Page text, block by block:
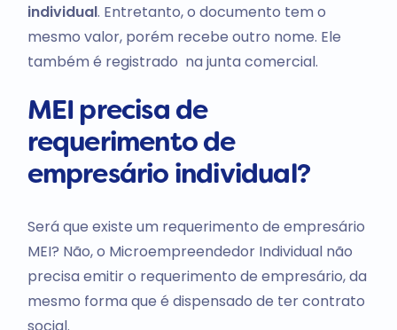
individual. Entretanto, o documento tem o
mesmo valor, porém recebe outro nome. Ele
também é registrado na junta comercial.
MEI precisa de
requerimento de
empresário individual?
Será que existe um requerimento de empresário
MEI? Não, o Microempreendedor Individual não
precisa emitir o requerimento de empresário, da
mesmo forma que é dispensado de ter contrato